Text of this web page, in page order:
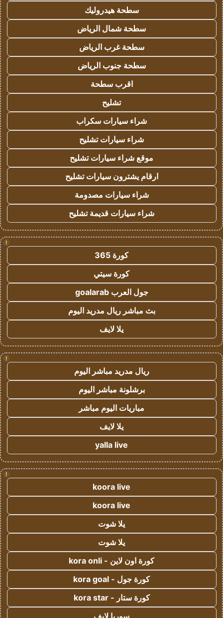
سطحة هيدروليك
سطحة شمال الرياض
سطحة غرب الرياض
سطحة جنوب الرياض
اقرب سطحة
تشليح
شراء سيارات سكراب
شراء سيارات تشليح
موقع شراء سيارات تشليح
ارقام يشترون سيارات تشليح
شراء سيارات مصدومة
شراء سيارات قديمة تشليح
!
كورة 365
كورة سيتي
جول العرب goalarab
بث مباشر ريال مدريد اليوم
يلا لايف
!
ريال مدريد مباشر اليوم
برشلونة مباشر اليوم
مباريات اليوم مباشر
يلا لايف
yalla live
!
koora live
koora live
يلا شوت
يلا شوت
كورة اون لاين - kora onli
كورة جول - kora goal
كورة ستار - kora star
سوريا لايف